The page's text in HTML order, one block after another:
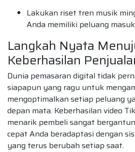
Lakukan riset tren musik
Anda memiliki peluang
Langkah Nyata
Keberhasilan
Dunia pemasaran digital tidak
siapapun yang ragu untuk
mengoptimalkan setiap peluang
depan mata. Keberhasilan video
menarik pembeli sangat
cepat Anda beradaptasi dengan
yang terus berubah setiap saat.